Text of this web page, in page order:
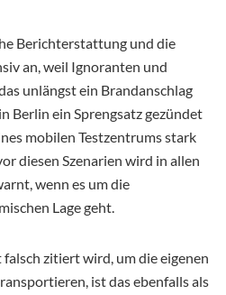
Berichterstattung und die
an, weil Ignoranten und
unlängst ein Brandanschlag
Berlin ein Sprengsatz gezündet
mobilen Testzentrums stark
diesen Szenarien wird in allen
wenn es um die
Lage geht.
zitiert wird, um die eigenen
ist das ebenfalls als